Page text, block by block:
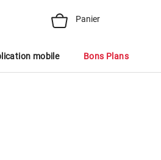
Panier
mobile Bons Plans